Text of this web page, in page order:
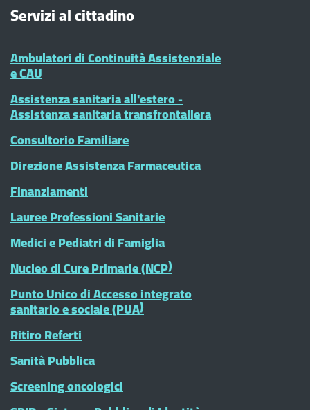
Servizi al cittadino
Ambulatori di Continuità Assistenziale
e CAU
Assistenza sanitaria all'estero -
Assistenza sanitaria transfrontaliera
Consultorio Familiare
Direzione Assistenza Farmaceutica
Finanziamenti
Lauree Professioni Sanitarie
Medici e Pediatri di Famiglia
Nucleo di Cure Primarie (NCP)
Punto Unico di Accesso integrato
sanitario e sociale (PUA)
Ritiro Referti
Sanità Pubblica
Screening oncologici